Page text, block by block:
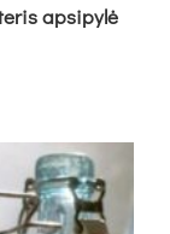
ap­si­py­lė